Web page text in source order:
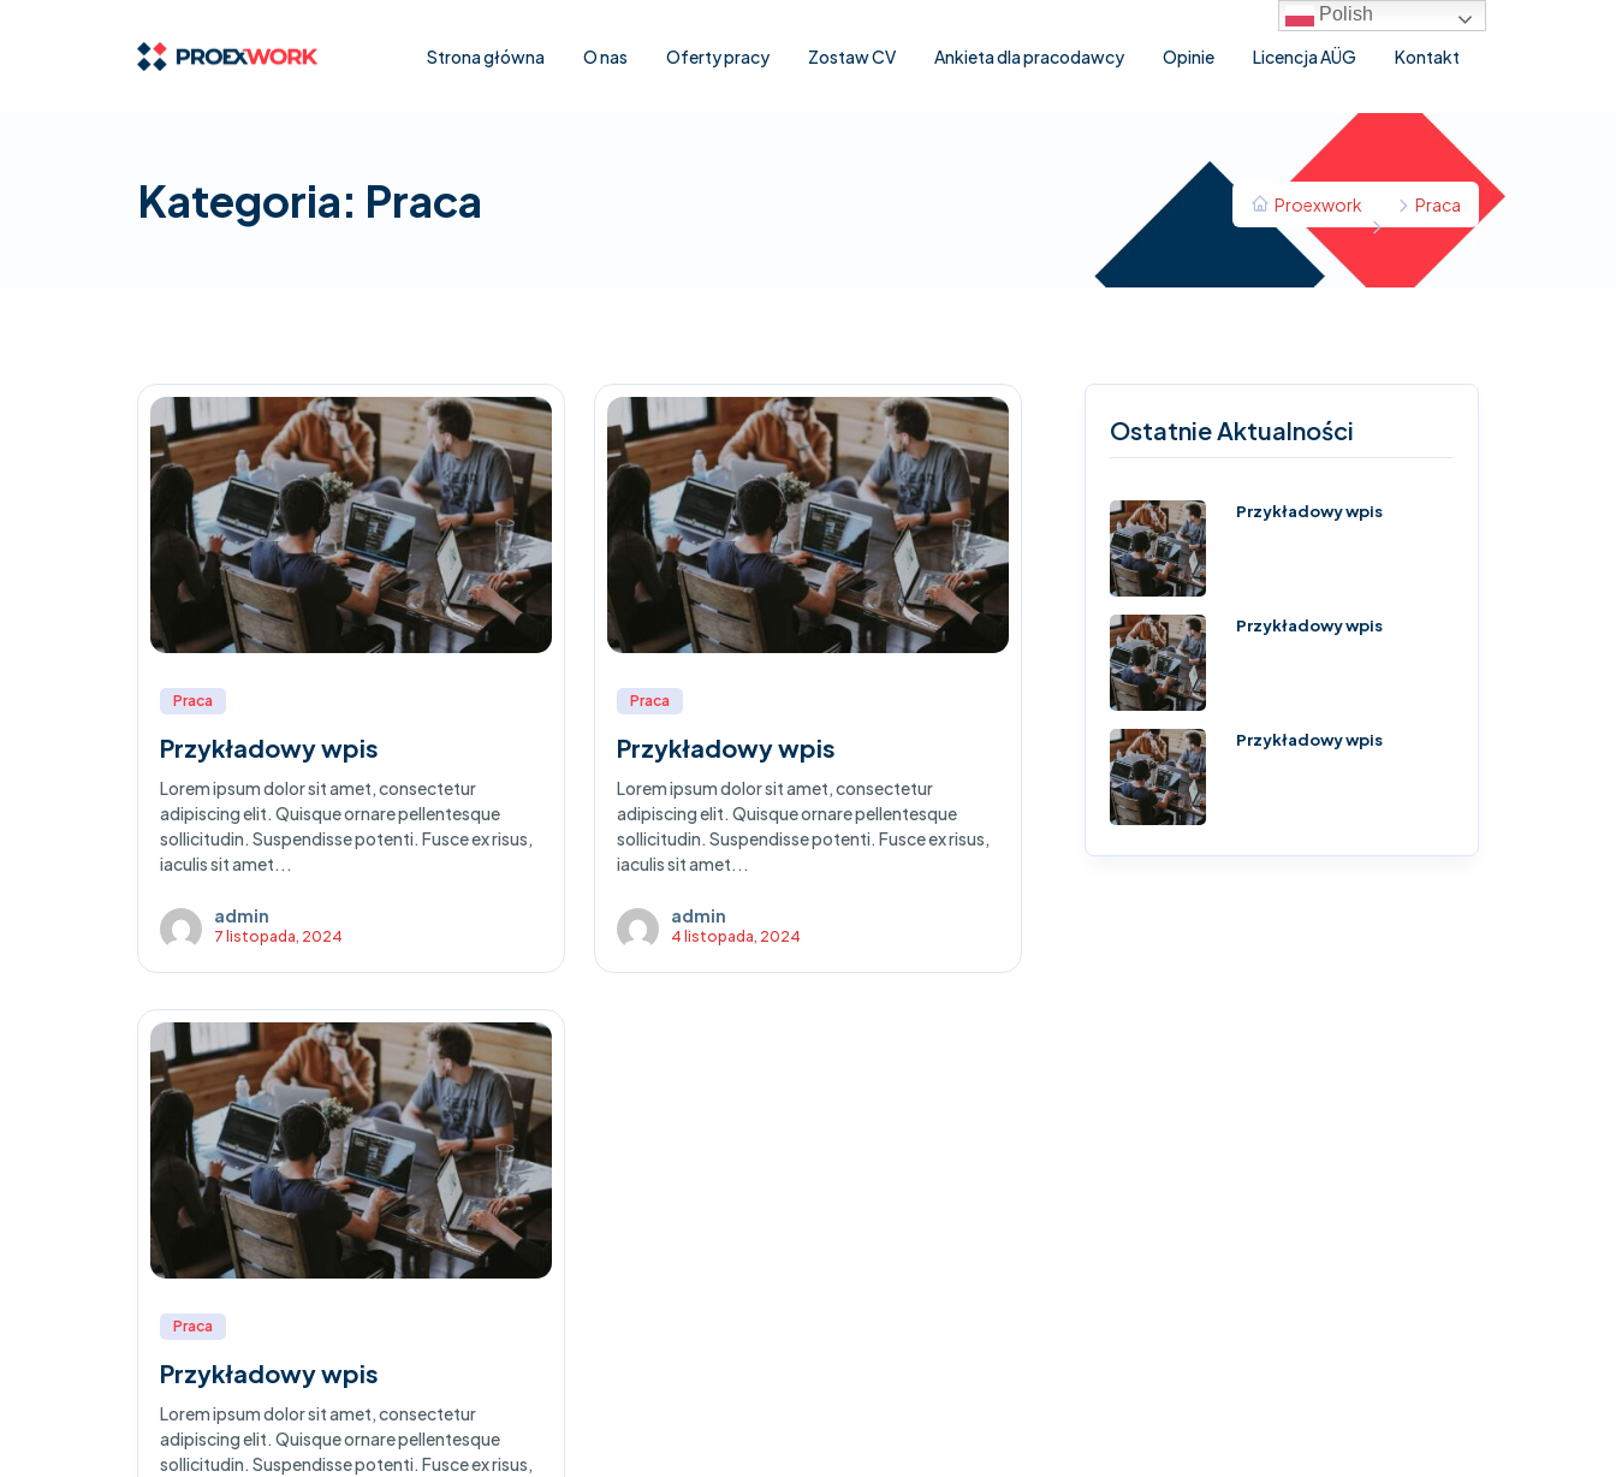
Strona główna O nas Oferty pracy Zostaw CV Ankieta dla pracodawcy Opinie Licencja AÜG Kontakt
Kategoria: Praca Proexwork Praca
Praca
Przykładowy wpis
Lorem ipsum dolor sit amet, consectetur
adipiscing elit. Quisque ornare pellentesque
sollicitudin. Suspendisse potenti. Fusce ex risus,
iaculis sit amet...
admin
7 listopada, 2024
Praca
Przykładowy wpis
Lorem ipsum dolor sit amet, consectetur
adipiscing elit. Quisque ornare pellentesque
sollicitudin. Suspendisse potenti. Fusce ex risus,
iaculis sit amet...
admin
4 listopada, 2024
Praca
Przykładowy wpis
Lorem ipsum dolor sit amet, consectetur
adipiscing elit. Quisque ornare pellentesque
sollicitudin. Suspendisse potenti. Fusce ex risus,
Ostatnie Aktualności
Przykładowy wpis
Przykładowy wpis
Przykładowy wpis
Polish